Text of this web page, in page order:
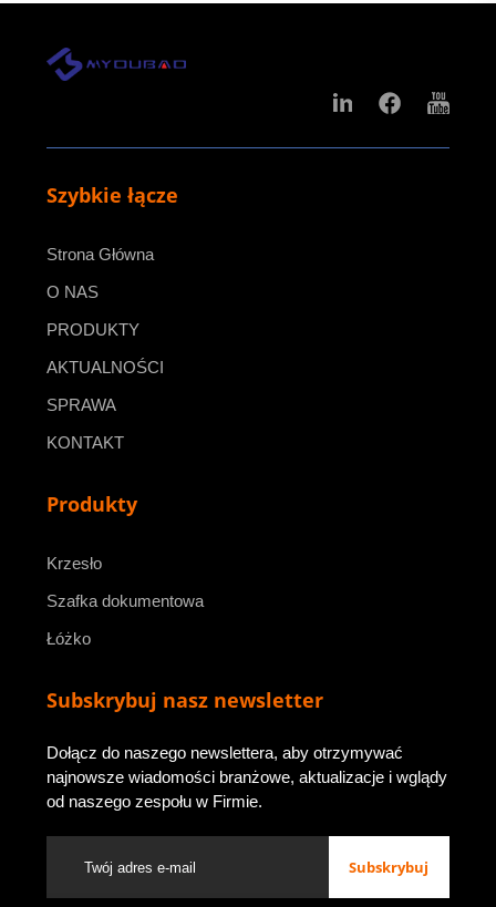
Szybkie łącze
Strona Główna
O NAS
PRODUKTY
AKTUALNOŚCI
SPRAWA
KONTAKT
Produkty
Krzesło
Szafka dokumentowa
Łóżko
Subskrybuj nasz newsletter
Dołącz do naszego newslettera, aby otrzymywać
najnowsze wiadomości branżowe, aktualizacje i wglądy
od naszego zespołu w Firmie.
Subskrybuj